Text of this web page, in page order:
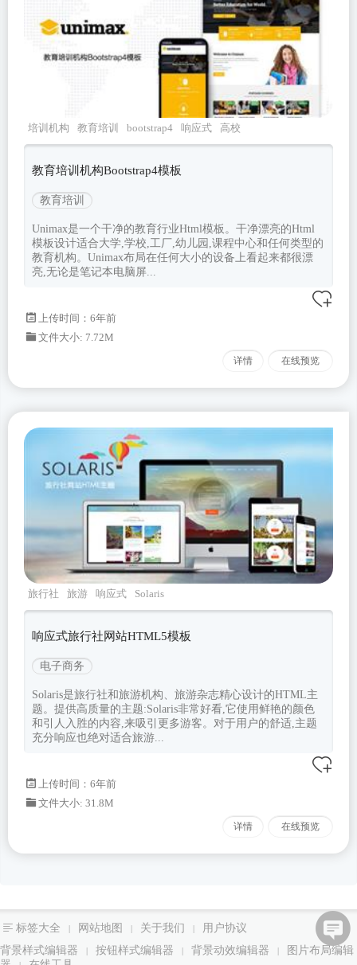
培训机构 教育培训 bootstrap4 响应式 高校
教育培训机构Bootstrap4模板
教育培训
Unimax是一个干净的教育行业Html模板。干净漂亮的Html
模板设计适合大学,学校,工厂,幼儿园,课程中心和任何类型的
教育机构。Unimax布局在任何大小的设备上看起来都很漂
亮,无论是笔记本电脑屏...
上传时间：6年前
文件大小: 7.72M
详情 在线预览
旅行社 旅游 响应式 Solaris
响应式旅行社网站HTML5模板
电子商务
Solaris是旅行社和旅游机构、旅游杂志精心设计的HTML主
题。提供高质量的主题:Solaris非常好看,它使用鲜艳的颜色
和引人入胜的内容,来吸引更多游客。对于用户的舒适,主题
充分响应也绝对适合旅游...
上传时间：6年前
文件大小: 31.8M
详情 在线预览
标签大全 网站地图 关于我们
用户协议
背景样式编辑器
按钮样式编辑器 背景动效编辑器
图片布局编辑